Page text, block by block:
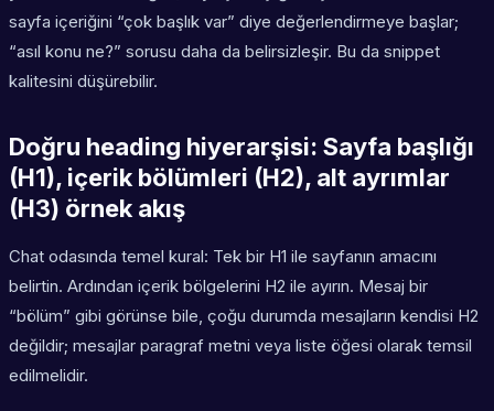
sayfa içeriğini “çok başlık var” diye değerlendirmeye başlar;
“asıl konu ne?” sorusu daha da belirsizleşir. Bu da snippet
kalitesini düşürebilir.
Doğru heading hiyerarşisi: Sayfa başlığı
(H1), içerik bölümleri (H2), alt ayrımlar
(H3) örnek akış
Chat odasında temel kural: Tek bir H1 ile sayfanın amacını
belirtin. Ardından içerik bölgelerini H2 ile ayırın. Mesaj bir
“bölüm” gibi görünse bile, çoğu durumda mesajların kendisi H2
değildir; mesajlar paragraf metni veya liste öğesi olarak temsil
edilmelidir.